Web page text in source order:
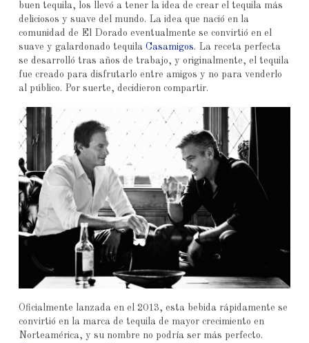
buen tequila, los llevó a tener la idea de crear el tequila más
deliciosos y suave del mundo. La idea que nació en la
comunidad de El Dorado eventualmente se convirtió en el
suave y galardonado tequila Casamigos. La receta perfecta
se desarrolló tras años de trabajo, y originalmente, el tequila
fue creado para disfrutarlo entre amigos y no para venderlo
al público. Por suerte, decidieron compartir.
Oficialmente lanzada en el 2013, esta bebida rápidamente se
convirtió en la marca de tequila de mayor crecimiento en
Norteamérica, y su nombre no podría ser más perfecto.